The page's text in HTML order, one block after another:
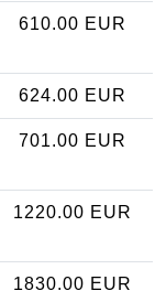
610.00 EUR
624.00 EUR
701.00 EUR
1220.00 EUR
1830.00 EUR